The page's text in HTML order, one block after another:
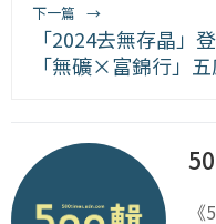
下一篇 →
「2024去無存晶」
「無礦×富錦行」